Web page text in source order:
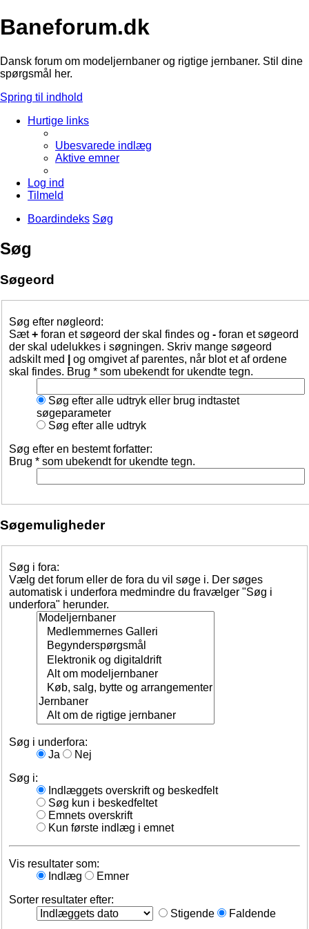
Baneforum.dk
Dansk forum om modeljernbaner og rigtige jernbaner. Stil dine
spørgsmål her.
Spring til indhold
Hurtige links
Ubesvarede indlæg
Aktive emner
Log ind
Tilmeld
Boardindeks Søg
Søg
Søgeord
Søg efter nøgleord:
Sæt+ foran et søgeord der skal findes og - foran et søgeord
der skal udelukkes i søgningen. Skriv mange søgeord
adskilt med
og omgivet af parentes, når blot et af ordene
skal findes. Brug * som ubekendt for ukendte tegn.
Søg efter alle udtryk eller brug indtastet
søgeparameter
Søg efter alle udtryk
Søg efter en bestemt forfatter:
Brug * som ubekendt for ukendte tegn.
Søgemuligheder
Søg i fora:
Vælg det forum eller de fora du vil søge i. Der søges
automatisk i underfora medmindre du fravælger "Søg i
underfora" herunder.
Søg i underfora:
Ja
Nej
Søg i:
Indlæggets overskrift og beskedfelt
Søg kun i beskedfeltet
Emnets overskrift
Kun første indlæg i emnet
Vis resultater som:
Indlæg
Emner
Sorter resultater efter:
Stigende
Faldende